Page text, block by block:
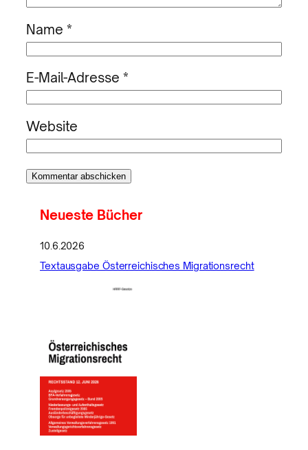
Name *
E-Mail-Adresse *
Website
Neueste Bücher
10.6.2026
Textausgabe Österreichisches Migrationsrecht